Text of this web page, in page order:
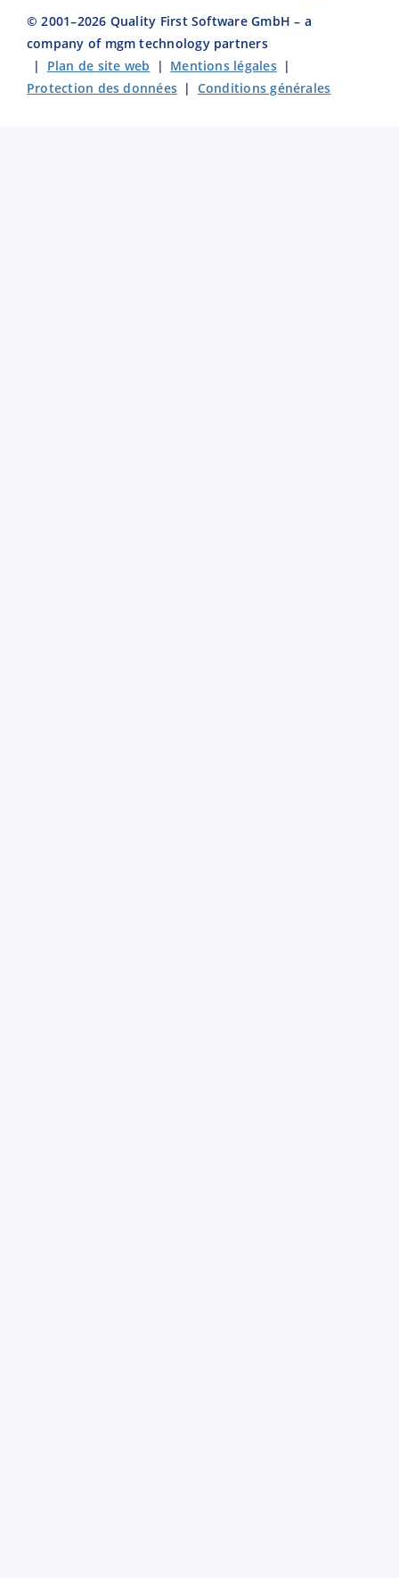
© 2001–2026 Quality First Software GmbH – a
company of mgm technology partners
| Plan de site web | Mentions légales|
Protection des données | Conditions générales